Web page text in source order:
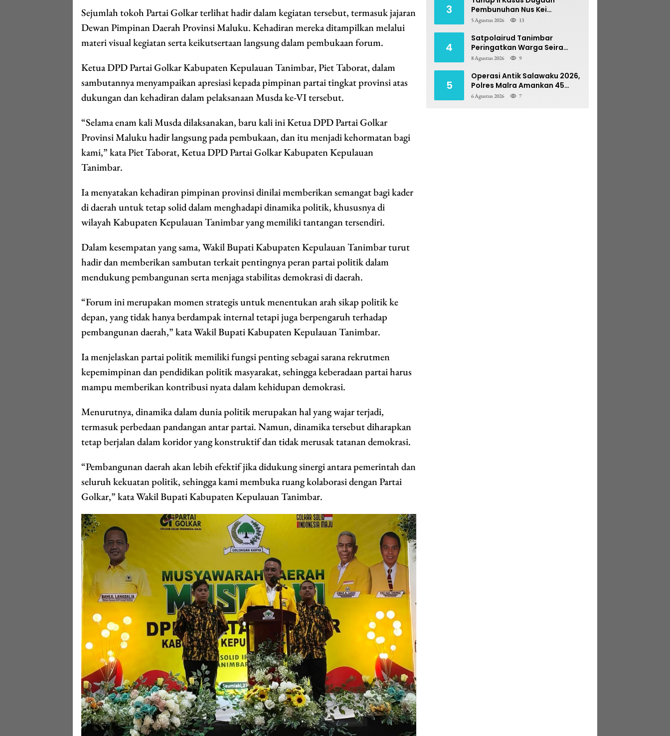
Sejumlah tokoh Partai Golkar terlihat hadir dalam kegiatan tersebut, termasuk jajaran
Dewan Pimpinan Daerah Provinsi Maluku. Kehadiran mereka ditampilkan melalui
materi visual kegiatan serta keikutsertaan langsung dalam pembukaan forum.
Ketua DPD Partai Golkar Kabupaten Kepulauan Tanimbar, Piet Taborat, dalam
sambutannya menyampaikan apresiasi kepada pimpinan partai tingkat provinsi atas
dukungan dan kehadiran dalam pelaksanaan Musda ke-VI tersebut.
“Selama enam kali Musda dilaksanakan, baru kali ini Ketua DPD Partai Golkar
Provinsi Maluku hadir langsung pada pembukaan, dan itu menjadi kehormatan bagi
kami,” kata Piet Taborat, Ketua DPD Partai Golkar Kabupaten Kepulauan
Tanimbar.
Ia menyatakan kehadiran pimpinan provinsi dinilai memberikan semangat bagi kader
di daerah untuk tetap solid dalam menghadapi dinamika politik, khususnya di
wilayah Kabupaten Kepulauan Tanimbar yang memiliki tantangan tersendiri.
Dalam kesempatan yang sama, Wakil Bupati Kabupaten Kepulauan Tanimbar turut
hadir dan memberikan sambutan terkait pentingnya peran partai politik dalam
mendukung pembangunan serta menjaga stabilitas demokrasi di daerah.
“Forum ini merupakan momen strategis untuk menentukan arah sikap politik ke
depan, yang tidak hanya berdampak internal tetapi juga berpengaruh terhadap
pembangunan daerah,” kata Wakil Bupati Kabupaten Kepulauan Tanimbar.
Ia menjelaskan partai politik memiliki fungsi penting sebagai sarana rekrutmen
kepemimpinan dan pendidikan politik masyarakat, sehingga keberadaan partai harus
mampu memberikan kontribusi nyata dalam kehidupan demokrasi.
Menurutnya, dinamika dalam dunia politik merupakan hal yang wajar terjadi,
termasuk perbedaan pandangan antar partai. Namun, dinamika tersebut diharapkan
tetap berjalan dalam koridor yang konstruktif dan tidak merusak tatanan demokrasi.
“Pembangunan daerah akan lebih efektif jika didukung sinergi antara pemerintah dan
seluruh kekuatan politik, sehingga kami membuka ruang kolaborasi dengan Partai
Golkar,” kata Wakil Bupati Kabupaten Kepulauan Tanimbar.
3
Pembunuhan Nus Kei
Dilimpahkan ke PN Ambon
5 Agustus 2026 13
4
Satpolairud Tanimbar
Peringatkan Warga Seira
Blawat: Perebutan Hasil Laut
8 Agustus 2026 9
5
Operasi Antik Salawaku 2026,
Polres Malra Amankan 45
Liter Sopi
6 Agustus 2026 7